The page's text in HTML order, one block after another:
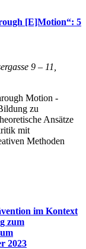
[E]Motion“: 5
9 – 11,
Motion -
zu
Ansätze
mit
Methoden
im Kontext
zum
2023